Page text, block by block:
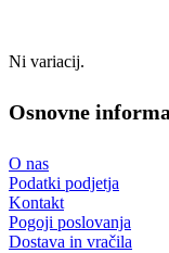
Ni variacij.
Osnovne
O nas
Podatki podjetja
Kontakt
Pogoji poslovanja
Dostava in vračila